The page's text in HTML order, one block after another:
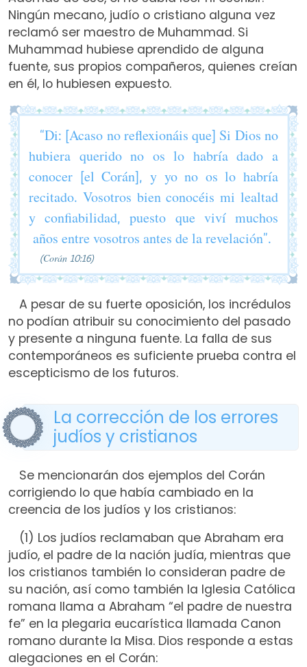
Ningún mecano, judío o cristiano alguna vez
reclamó ser maestro de Muhammad. Si
Muhammad hubiese aprendido de alguna
fuente, sus propios compañeros, quienes creían
en él, lo hubiesen expuesto.
“Di: [Acaso no reflexionáis que] Si Dios no
hubiera querido no os lo habría dado a
conocer [el Corán], y yo no os lo habría
recitado. Vosotros bien conocéis mi lealtad
y confiabilidad, puesto que viví muchos
años entre vosotros antes de la revelación”.
(Corán 10:16)
A pesar de su fuerte oposición, los incrédulos
no podían atribuir su conocimiento del pasado
y presente a ninguna fuente. La falla de sus
contemporáneos es suficiente prueba contra el
escepticismo de los futuros.
La corrección de los errores
judíos y cristianos
Se mencionarán dos ejemplos del Corán
corrigiendo lo que había cambiado en la
creencia de los judíos y los cristianos:
(1) Los judíos reclamaban que Abraham era
judío, el padre de la nación judía, mientras que
los cristianos también lo consideran padre de
su nación, así como también la Iglesia Católica
romana llama a Abraham “el padre de nuestra
fe” en la plegaria eucarística llamada Canon
romano durante la Misa. Dios responde a estas
alegaciones en el Corán: